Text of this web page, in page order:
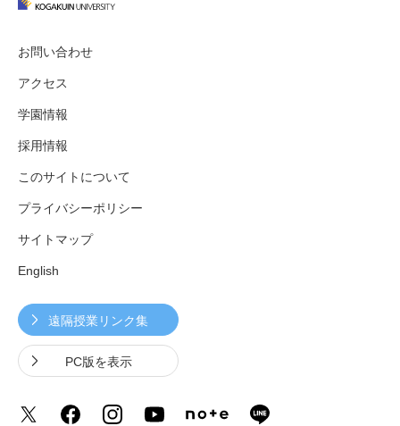
お問い合わせ
アクセス
学園情報
採用情報
このサイトについて
プライバシーポリシー
サイトマップ
English
遠隔授業リンク集
PC版を表示